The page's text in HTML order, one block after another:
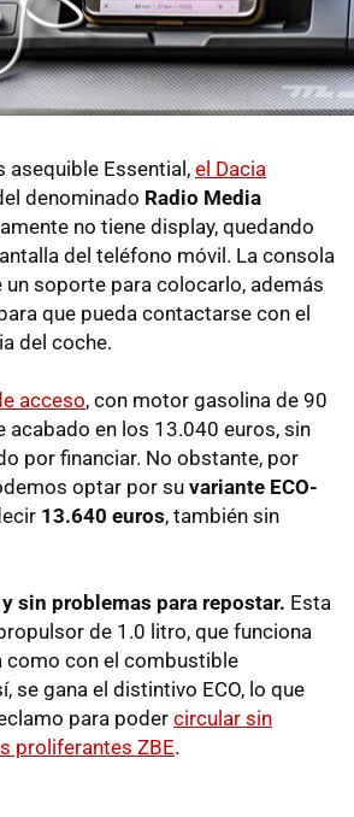
asequible Essential, el Dacia
denominado Radio Media
no tiene display, quedando
del teléfono móvil. La consola
soporte para colocarlo, además
que pueda contactarse con el
del coche.
acceso, con motor gasolina de 90
acabado en los 13.040 euros, sin
por financiar. No obstante, por
optar por su variante ECO-
13.640 euros, también sin
sin problemas para repostar. Esta
de 1.0 litro, que funciona
como con el combustible
se gana el distintivo ECO, lo que
para poder circular sin
proliferantes ZBE.